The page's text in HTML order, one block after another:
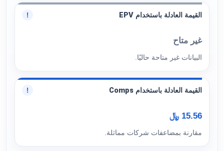
القيمة العادلة باستخدام EPV !
غير متاح
البيانات غير متاحة حاليًا.
القيمة العادلة باستخدام Comps !
15.56 ﷼
مقارنة بمضاعفات شركات مماثلة.